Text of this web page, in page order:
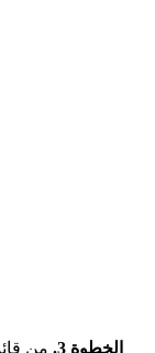
الخطوة 3.